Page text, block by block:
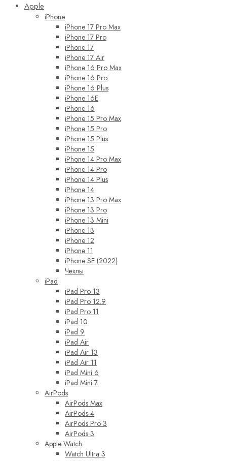
Apple
iPhone
iPhone 17 Pro Max
iPhone 17 Pro
iPhone 17
iPhone 17 Air
iPhone 16 Pro Max
iPhone 16 Pro
iPhone 16 Plus
iPhone 16E
iPhone 16
iPhone 15 Pro Max
iPhone 15 Pro
iPhone 15 Plus
iPhone 15
iPhone 14 Pro Max
iPhone 14 Pro
iPhone 14 Plus
iPhone 14
iPhone 13 Pro Max
iPhone 13 Pro
iPhone 13 Mini
iPhone 13
iPhone 12
iPhone 11
iPhone SE (2022)
Чехлы
iPad
iPad Pro 13
iPad Pro 12.9
iPad Pro 11
iPad 10
iPad 9
iPad Air
iPad Air 13
iPad Air 11
iPad Mini 6
iPad Mini 7
AirPods
AirPods Max
AirPods 4
AirPods Pro 3
AirPods 3
Apple Watch
Watch Ultra 3